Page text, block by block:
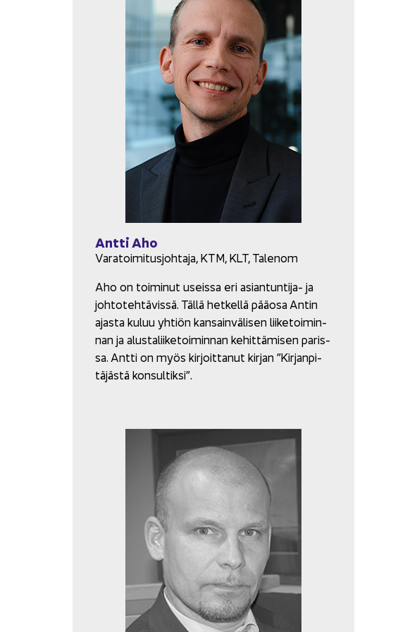
Antti Aho
Va­ra­toi­mi­tus­joh­ta­ja, KTM, KLT, Ta­le­nom
Aho on toi­mi­nut useis­sa eri asiantuntija-​ ja
joh­to­teh­tä­vis­sä. Tällä het­kel­lä pää­osa Antin
ajas­ta kuluu yh­tiön kan­sain­vä­li­sen lii­ke­toi­min­
nan ja alus­ta­lii­ke­toi­min­nan ke­hit­tä­mi­sen pa­ris­
sa. Antti on myös kir­joit­ta­nut kir­jan ”Kir­jan­pi­
tä­jäs­tä kon­sul­tik­si”.